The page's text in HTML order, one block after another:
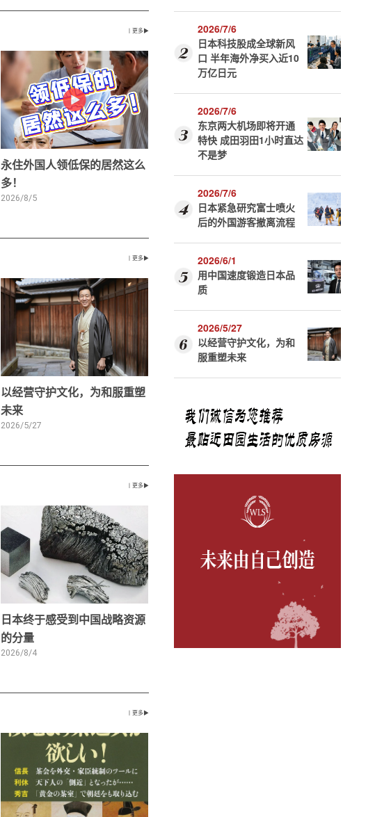
丨更多▶
永住外国人领低保的居然这么
多！
2026/8/5
丨更多▶
以经营守护文化，为和服重塑
未来
2026/5/27
丨更多▶
日本终于感受到中国战略资源
的分量
2026/8/4
丨更多▶
2026/7/6
日本科技股成全球新风
口 半年海外净买入近10
万亿日元
2026/7/6
东京两大机场即将开通
特快 成田羽田1小时直达
不是梦
2026/7/6
日本紧急研究富士喷火
后的外国游客撤离流程
2026/6/1
用中国速度锻造日本品
质
2026/5/27
以经营守护文化，为和
服重塑未来